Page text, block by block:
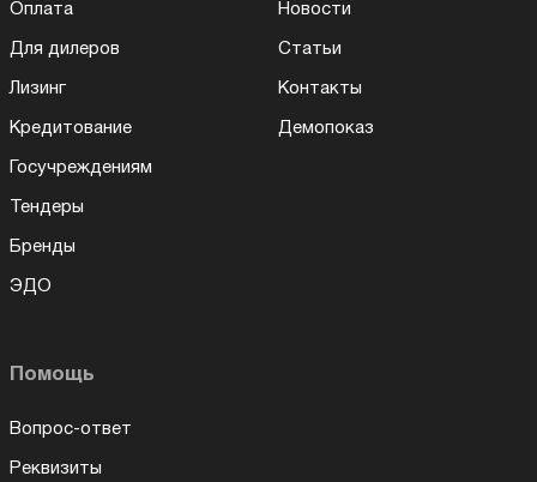
Оплата
Для дилеров
Лизинг
Кредитование
Госучреждениям
Тендеры
Бренды
ЭДО
Новости
Статьи
Контакты
Демопоказ
Помощь
Вопрос-ответ
Реквизиты